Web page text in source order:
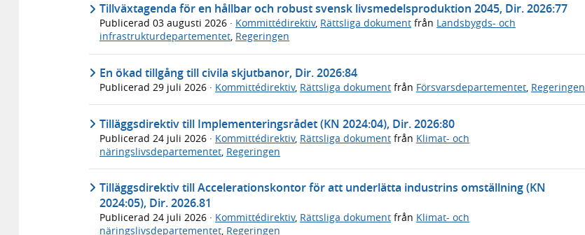
Tillväxtagenda för en hållbar och robust svensk livsmedelsproduktion 2045, Dir. 2026:77
Publicerad 03 augusti 2026 · Kommittédirektiv, Rättsliga dokument från Landsbygds- och
infrastrukturdepartementet, Regeringen
En ökad tillgång till civila skjutbanor, Dir. 2026:84
Publicerad 29 juli 2026 · Kommittédirektiv, Rättsliga dokument från Försvarsdepartementet, Regeringen
Tilläggsdirektiv till Implementeringsrådet (KN 2024:04), Dir. 2026:80
Publicerad 24 juli 2026 · Kommittédirektiv, Rättsliga dokument från Klimat- och
näringslivsdepartementet Regeringen
Tilläggsdirektiv till Accelerationskontor för att underlätta industrins omställning (KN
2024:05), Dir. 2026.81
Publicerad 24 juli 2026 · Kommittédirektiv, Rättsliga dokument från Klimat- och
näringslivsdepartementet, Regeringen